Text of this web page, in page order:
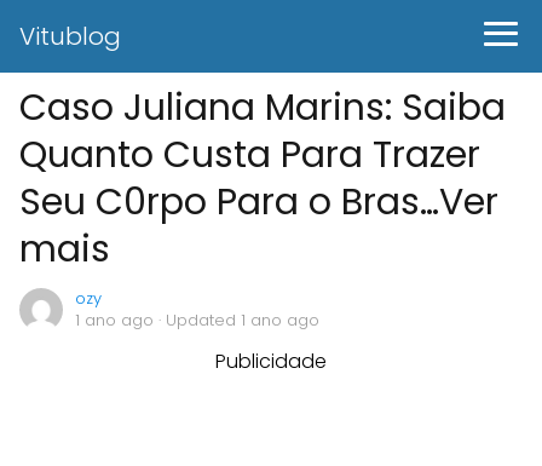
Vitublog
Caso Juliana Marins: Saiba
Quanto Custa Para Trazer
Seu C0rpo Para o Bras…Ver
mais
ozy
1 ano ago · Updated 1 ano ago
Publicidade